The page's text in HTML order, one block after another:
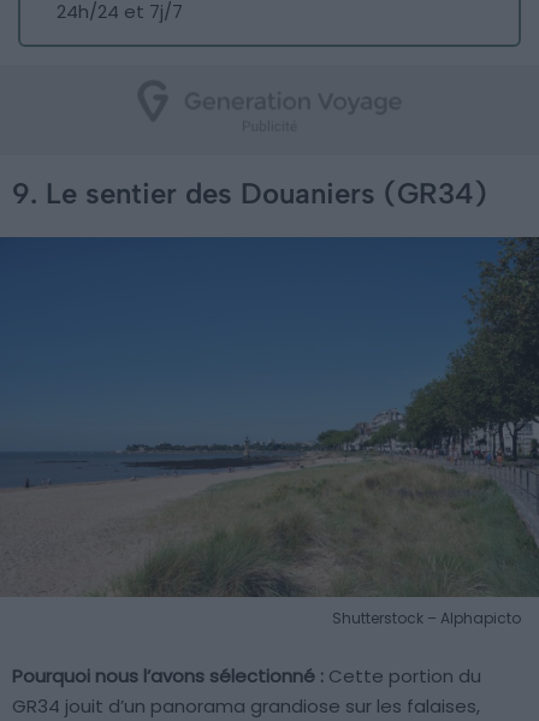
24h/24 et 7j/7
9. Le sentier des Douaniers (GR34)
Shutterstock – Alphapicto
Pourquoi nous l’avons sélectionné : Cette portion du
GR34 jouit d’un panorama grandiose sur les falaises,